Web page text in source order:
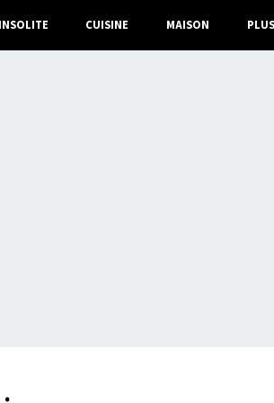
INSOLITE CUISINE MAISON PLUS